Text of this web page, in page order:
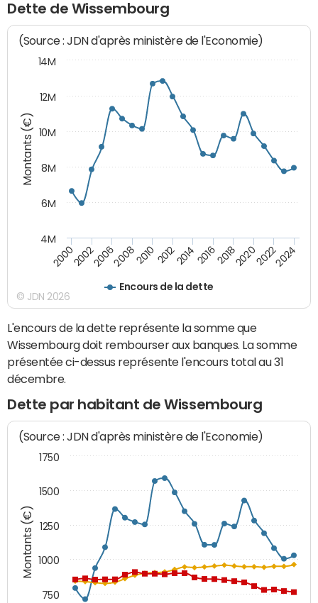
Dette de Wissembourg
Montants (€)
(Source : JDN d'après ministère de l'Economie)
Encours de la dette
20002002200620082010 2012201420162018202020222024
4M
6M
8M
10M
12M
14M
© JDN 2026
L'encours de la dette représente la somme que
Wissembourg doit rembourser aux banques. La somme
présentée ci-dessus représente l'encours total au 31
décembre.
Dette par habitant de Wissembourg
Montants (€)
(Source : JDN d'après ministère de l'Economie)
750
1000
1250
1500
1750